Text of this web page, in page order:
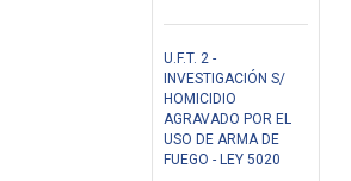
U.F.T. 2 -
INVESTIGACIÓN S/
HOMICIDIO
AGRAVADO POR EL
USO DE ARMA DE
FUEGO - LEY 5020